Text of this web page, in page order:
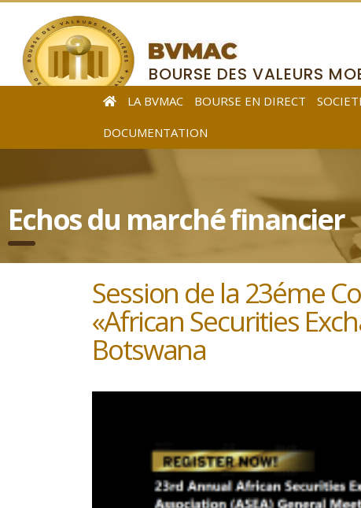
BOURSE DES VALEURS
DE L’AFRIQUE CENTRALE
LA BVMAC BOURSE EN DIRECT
DOCUMENTATION
Echos du marché financier
Session de la 23éme
«African Securities
Botswana